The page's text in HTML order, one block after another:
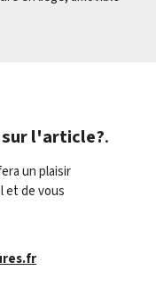
l'article?.
un plaisir
et de vous